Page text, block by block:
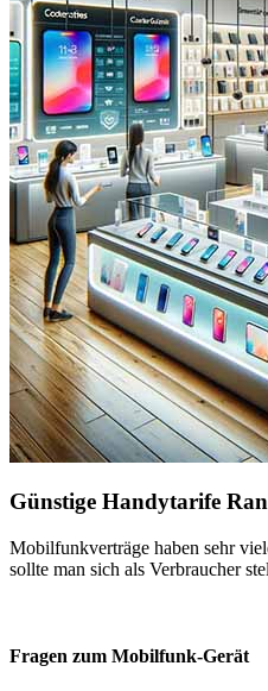
Günstige Handytarife
Mobilfunkverträge haben sehr
sollte man sich als Verbraucher
Fragen zum Mobilfunk-Gerät